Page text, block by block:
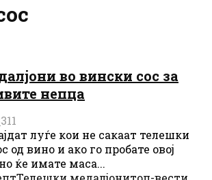
во вински сос за
непца
311
луѓе кои не сакаат телешки
од вино и ако го пробате овој
ќе имате маса...